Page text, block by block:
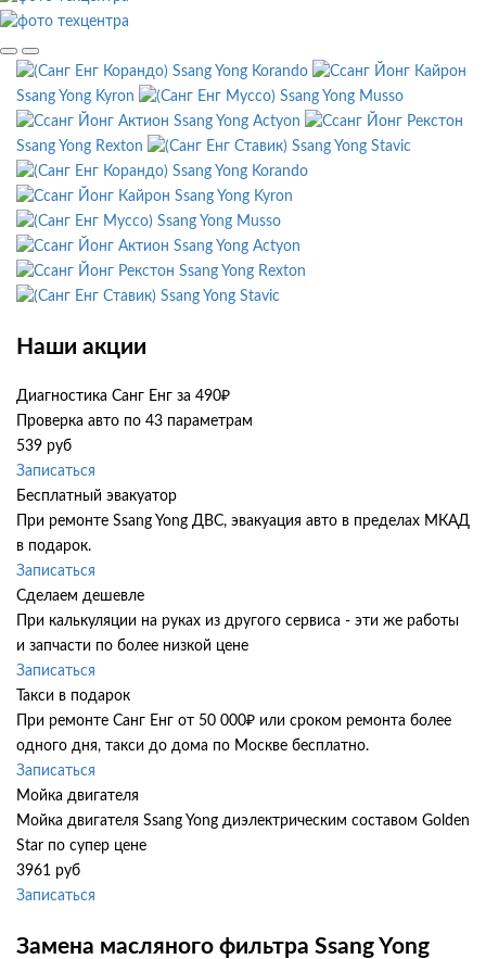
Ssang Yong Korando
Ssang Yong Kyron
Ssang Yong Musso
Ssang Yong Actyon
Ssang Yong Rexton
Ssang Yong Stavic
Ssang Yong Korando
Ssang Yong Kyron
Ssang Yong Musso
Ssang Yong Actyon
Ssang Yong Rexton
Ssang Yong Stavic
Наши акции
Диагностика Санг Енг за 490₽
Проверка авто по 43 параметрам
539 руб
Записаться
Бесплатный эвакуатор
При ремонте Ssang Yong ДВС, эвакуация авто в пределах МКАД
в подарок.
Записаться
Сделаем дешевле
При калькуляции на руках из другого сервиса - эти же работы
и запчасти по более низкой цене
Записаться
Такси в подарок
При ремонте Санг Енг от 50 000₽ или сроком ремонта более
одного дня, такси до дома по Москве бесплатно.
Записаться
Мойка двигателя
Мойка двигателя Ssang Yong диэлектрическим составом Golden
Star по супер цене
3961 руб
Записаться
Замена масляного фильтра Ssang Yong